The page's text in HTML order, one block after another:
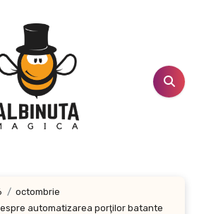
octombrie
automatizarea porţilor batante